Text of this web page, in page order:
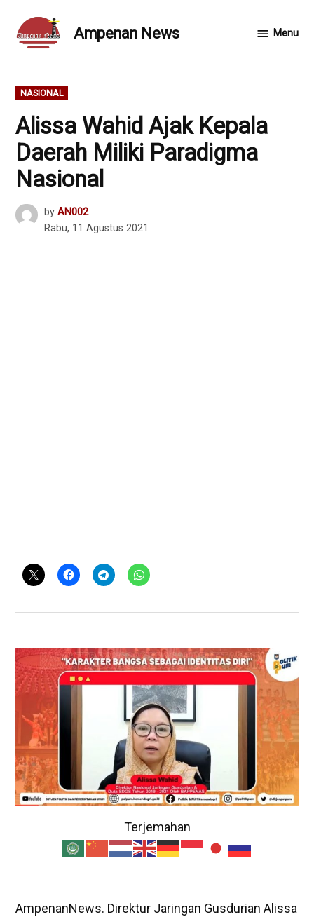
content
Ampenan News Menu
POSTED
IN
NASIONAL
Alissa Wahid Ajak Kepala
Daerah Miliki Paradigma
Nasional
by AN002
Rabu, 11 Agustus 2021
Terjemahan
AmpenanNews. Direktur Jaringan Gusdurian Alissa